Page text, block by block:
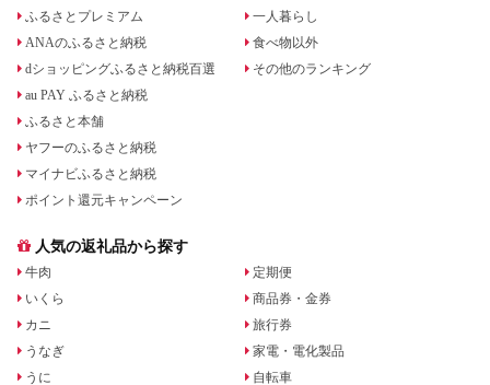
ふるさとプレミアム
ANAのふるさと納税
dショッピングふるさと納税百選
au PAY ふるさと納税
ふるさと本舗
ヤフーのふるさと納税
マイナビふるさと納税
ポイント還元キャンペーン
一人暮らし
食べ物以外
その他のランキング
人気の返礼品から探す
牛肉
いくら
カニ
うなぎ
うに
定期便
商品券・金券
旅行券
家電・電化製品
自転車